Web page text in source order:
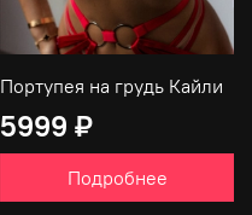
Портупея на грудь Кайли
5999 ₽
Подробнее